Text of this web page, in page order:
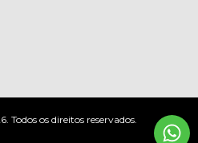
Todos os direitos reservados.